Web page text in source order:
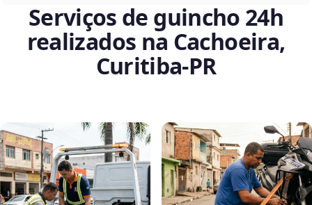
Serviços de guincho 24h
realizados na Cachoeira,
Curitiba‑PR